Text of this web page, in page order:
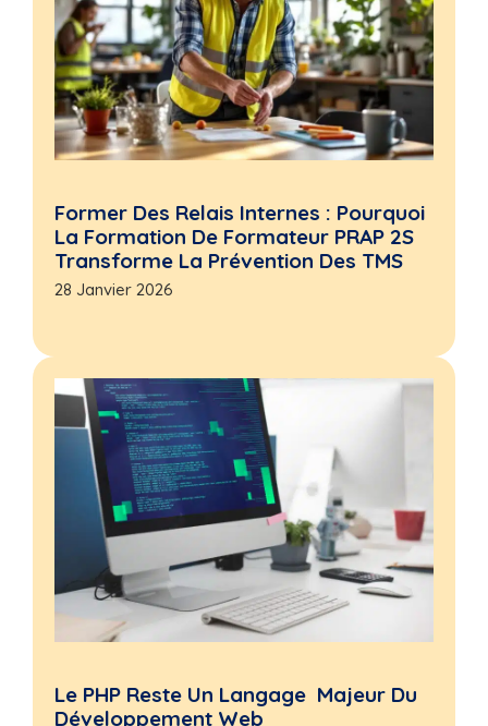
Former Des Relais Internes : Pourquoi
La Formation De Formateur PRAP 2S
Transforme La Prévention Des TMS
28 Janvier 2026
Le PHP Reste Un Langage Majeur Du
Développement Web